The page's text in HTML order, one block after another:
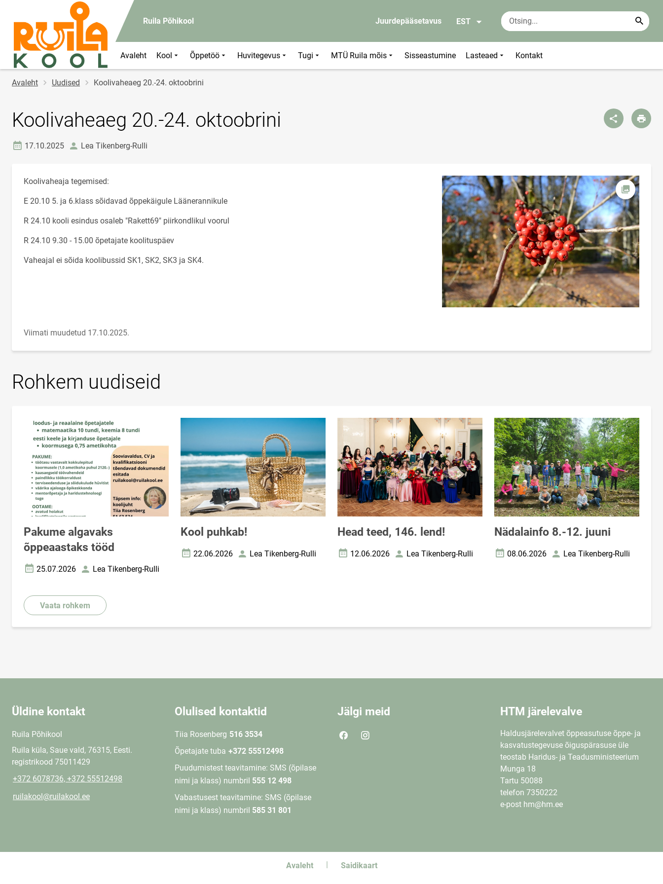
Ruila Põhikool Juurdepääsetavus EST
Avaleht Kool Õppetöö Huvitegevus Tugi MTÜ Ruila mõis Sisseastumine Lasteaed Kontakt
Jälglink
Avaleht Uudised Koolivaheaeg 20.-24. oktoobrini
Koolivaheaeg 20.-24. oktoobrini
Loomise kuupäev
17.10.2025 autorLea Tikenberg-Rulli
Koolivaheaja tegemised:
E 20.10 5. ja 6.klass sõidavad õppekäigule Läänerannikule
R 24.10 kooli esindus osaleb "Rakett69" piirkondlikul voorul
R 24.10 9.30 - 15.00 õpetajate koolituspäev
Vaheajal ei sõida koolibussid SK1, SK2, SK3 ja SK4.
Ava foto
Viimati muudetud 17.10.2025.
Rohkem uudiseid
Pakume algavaks
õppeaastaks tööd
Loomise kuupäev
25.07.2026 AutorLea Tikenberg-Rulli
Kool puhkab!
Loomise kuupäev
22.06.2026 AutorLea Tikenberg-Rulli
Head teed, 146. lend!
Loomise kuupäev
12.06.2026 AutorLea Tikenberg-Rulli
Nädalainfo 8.-12. juuni
Loomise kuupäev
08.06.2026 AutorLea Tikenberg-Rulli
Vaata rohkem
Üldine kontakt
Ruila Põhikool
Ruila küla, Saue vald, 76315, Eesti.
registrikood 75011429
+372 6078736, +372 55512498
ruilakool@ruilakool.ee
Olulised kontaktid
Tiia Rosenberg 516 3534
Õpetajate tuba +372 55512498
Puudumistest teavitamine: SMS (õpilase
nimi ja klass) numbril 555 12 498
Vabastusest teavitamine: SMS (õpilase
nimi ja klass) numbril 585 31 801
Jälgi meid HTM järelevalve
Haldusjärelevalvet õppeasutuse õppe- ja
kasvatustegevuse õiguspärasuse üle
teostab Haridus- ja Teadusministeerium
Munga 18
Tartu 50088
telefon 7350222
e-post hm@hm.ee
Avaleht Saidikaart